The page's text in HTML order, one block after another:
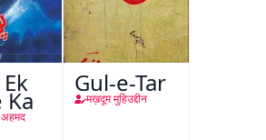
Ka
Gul-e-Tar
मख़दूम मुहिउद्दीन